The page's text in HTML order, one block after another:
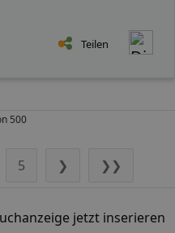
Teilen
500
5 ❯ ❯❯
jetzt inserieren